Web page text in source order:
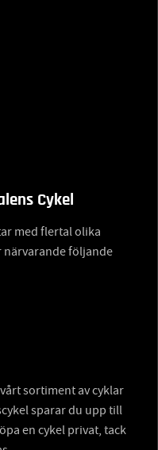
Cykel
med flertal olika
närvarande följande
sortiment av cyklar
sparar du upp till
en cykel privat, tack